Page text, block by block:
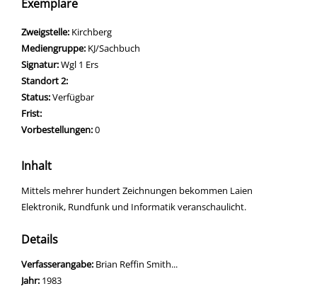
Exemplare
Zweigstelle: Kirchberg
Mediengruppe: KJ/Sachbuch
Signatur:Wgl 1 Ers
Standort 2:
Status:Verfügbar
Frist:
Vorbestellungen:0
Inhalt
Mittels mehrer hundert Zeichnungen bekommen Laien
Elektronik, Rundfunk und Informatik veranschaulicht.
Details
Suche nach diesem Verfasser
Verfasserangabe: Brian Reffin Smith...
Jahr: 1983